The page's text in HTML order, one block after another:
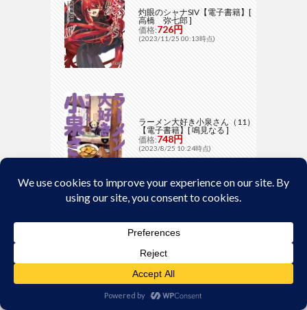
灼眼のシャナSIV【電子書籍】[
高橋 弥七郎 ]
価格:726円
(2023/11/25 00:13時点)
ラーメン大好き小泉さん（11）
【電子書籍】[ 鳴見なる ]
価格:748円
(2023/8/25 10:24時点)
広告:おすすめアイテム
パスポートケース スキミング防
ポケット 航空券対応 Lサイズ 航
空券入れ 収納 スマホ 貴重品 薄
型 旅行 出張 財布 おしゃれ ポシ
価格:2070円
(2026/6/6 17:46時点)